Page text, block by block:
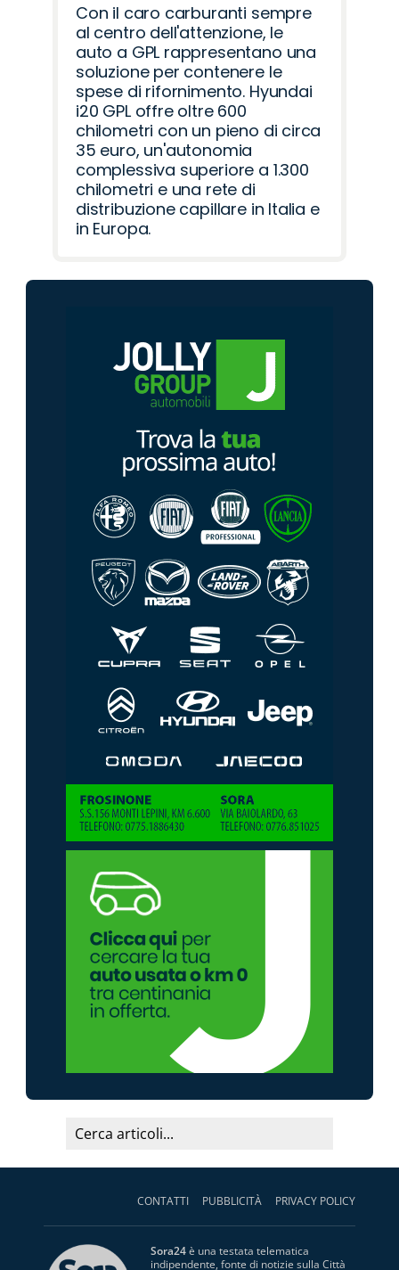
Con il caro carburanti sempre
al centro dell'attenzione, le
auto a GPL rappresentano una
soluzione per contenere le
spese di rifornimento. Hyundai
i20 GPL offre oltre 600
chilometri con un pieno di circa
35 euro, un'autonomia
complessiva superiore a 1.300
chilometri e una rete di
distribuzione capillare in Italia e
in Europa.
CONTATTI PUBBLICITÀ PRIVACY POLICY
Sora24è una testata telematica
indipendente, fonte di notizie sulla Città